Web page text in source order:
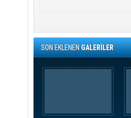
SON EKLENENGALERİLER